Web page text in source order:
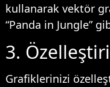
kullanarak vektör
“Panda in Jungle”
3.
Grafiklerinizi